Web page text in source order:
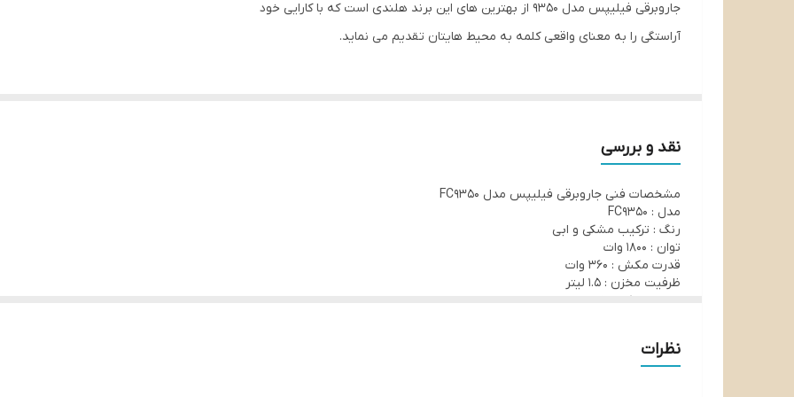
جاروبرقی فیلیپس مدل 9350 از بهترین های این برند هلندی است که با کارایی خود
آراستگی را به معنای واقعی کلمه به محیط هایتان تقدیم می نماید.
نقد و بررسی
مشخصات فنی جاروبرقی فیلیپس مدل FC9350
مدل : FC9350
رنگ : ترکیب مشکی و ابی
توان : 1800 وات
قدرت مکش : 360 وات
ظرفیت مخزن : 1.5 لیتر
شعاع عملکرد : 9 متر
ابعاد : 410x281x247 میلی متر
وزن : 4.5 کیلوگرم
نظرات